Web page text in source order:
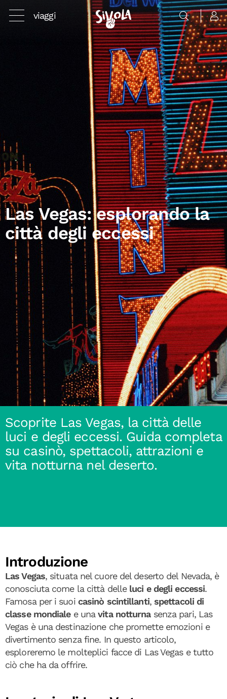
viaggi
Las Vegas: esplorando la
città degli eccessi
Scoprite Las Vegas, la città delle
luci e degli eccessi. Guida completa
su casinò, spettacoli, attrazioni e
vita notturna nel deserto.
Introduzione
Las Vegas, situata nel cuore del deserto del Nevada, è
conosciuta come la città delle luci e degli eccessi.
Famosa per i suoi casinò scintillanti, spettacoli di
classe mondialee unavita notturnasenza pari, Las
Vegas è una destinazione che promette emozioni e
divertimento senza fine. In questo articolo,
esploreremo le molteplici facce di Las Vegas e tutto
ciò che ha da offrire.